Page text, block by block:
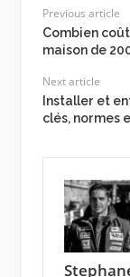
Previous article
Combien
maison de
Next article
Installer et
clés, normes